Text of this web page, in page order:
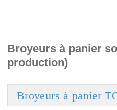
Broyeurs à panier
production)
Broyeurs à panier